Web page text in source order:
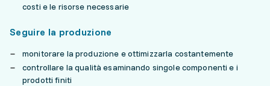
costi e le risorse necessarie
Seguire la produzione
monitorare la produzione e ottimizzarla costantemente
controllare la qualità esaminando singole componenti e i
prodotti finiti